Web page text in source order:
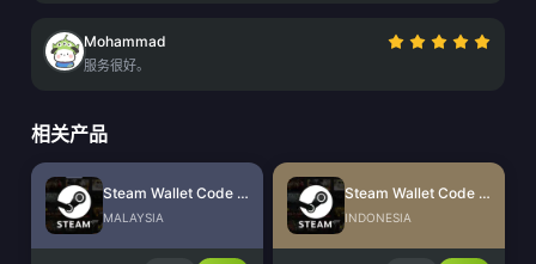
Mohammad
服务很好。
相关产品
Steam Wallet Code (MYR)
MALAYSIA
Steam Wallet Code (IDR)
INDONESIA